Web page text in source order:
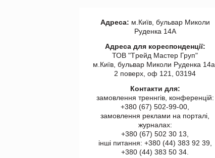
Адреса: м.Київ, бульвар Миколи
Руденка 14А
Адреса для кореспонденції:
ТОВ "Tрейд Мастер Груп"
м.Київ, бульвар Миколи Руденка 14а,
2 поверх, оф 121, 03194
Контакти для:
замовлення треннгів, конференцій:
+380 (67) 502-99-00,
замовлення реклами на порталі,
журналах:
+380 (67) 502 30 13,
інші питання: +380 (44) 383 92 39,
+380 (44) 383 50 34.